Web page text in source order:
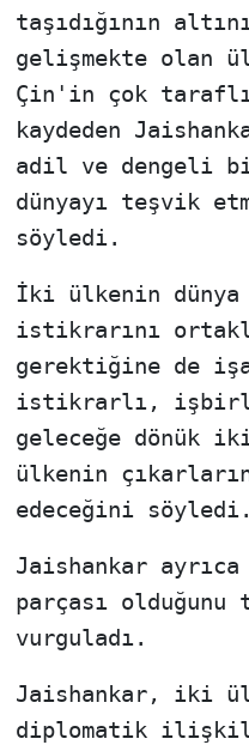
taşıdığının
gelişmekte olan
Çin'in çok
kaydeden
adil ve dengeli
dünyayı teşvik
söyledi.
İki ülkenin dünya
istikrarını
gerektiğine de
istikrarlı,
geleceğe
ülkenin
edeceğini söyledi.
Jaishankar
parçası
vurguladı.
Jaishankar, iki
diplomatik